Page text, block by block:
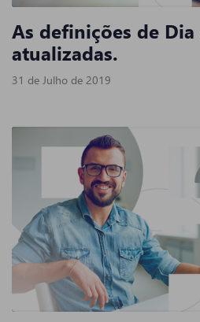
As definições de
atualizadas.
31 de Julho de 2019